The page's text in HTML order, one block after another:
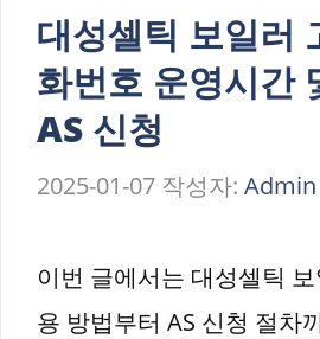
대성셀틱 보일러
화번호 운영시간
AS 신청
2025-01-07 작성자: Admin
이번 글에서는 대성셀틱
용 방법부터 AS 신청 절차